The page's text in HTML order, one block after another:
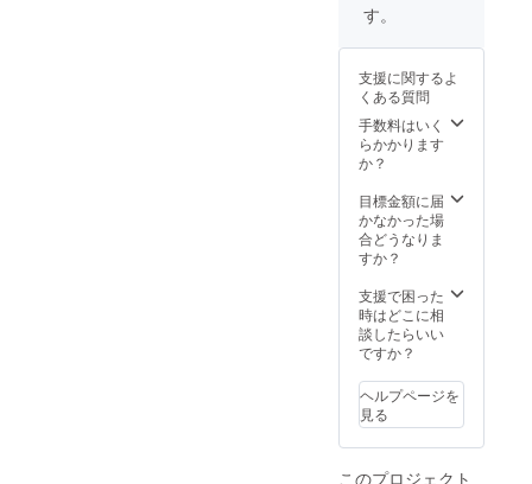
黒各２
バナナ
プラ
グ：4本
アンプ
(TUBE-
サイ
ズ：
H33㎜
ⅹW98
さ：345
ｇ ※送
料込み
のお値
す。
ン
ク）：
1M × 1
本 ・ス
ピー
カー
ル：
1.5M ×
4本
（赤・
本） ・
バナナ
プラ
グ：4本
みのお
値段で
す。
シナベ
・定格
電力：
25W ・
使用上
の注
になし
・説明
書：日
本語の
付き ・
保障期
間：3年
間 【付
・オー
ディオ
ケーブ
ル（ス
フィス
の迫力
をご体
感くだ
さい。
クラウ
ンディ
ング限
定の
超々早
20％OF
Fと大変
お得に
なって
す！ ■
詳細 ・
商品
名：
す。
支援に関するよ
くある質問
手数料はいく
らかかります
か？
目標金額に届
かなかった場
合どうなりま
すか？
支援で困った
時はどこに相
談したらいい
ですか？
ヘルプページを
見る
このプロジェクト